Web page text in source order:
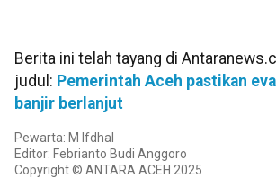
Berita ini telah tayang di
judul: Pemerintah Aceh pastikan
banjir berlanjut
Pewarta: M Ifdhal
Editor: Febrianto Budi Anggoro
Copyright © ANTARA ACEH 2025